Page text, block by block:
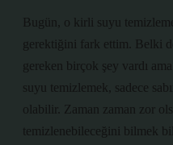
Bugün, o kirli suyu
gerektiğini fark ettim. Belki
gereken birçok şey vardı
suyu temizlemek, sadece
olabilir. Zaman zaman zor
temizlenebileceğini bilmek